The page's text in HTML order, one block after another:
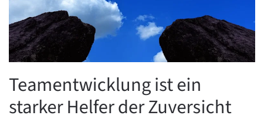
Teamentwicklung ist ein
starker Helfer der Zuversicht